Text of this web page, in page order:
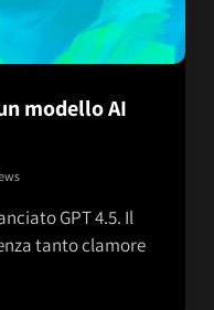
modello AI
GPT 4.5. Il
tanto clamore